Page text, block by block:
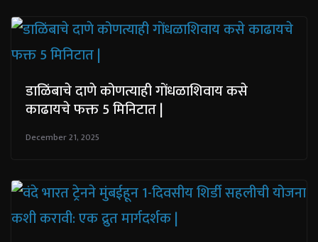
डाळिंबाचे दाणे कोणत्याही गोंधळाशिवाय कसे
काढायचे फक्त 5 मिनिटात |
December 21, 2025